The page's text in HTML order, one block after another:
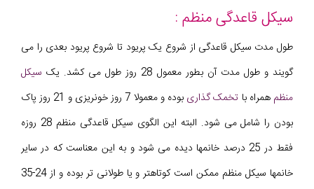
سیکل قاعدگی منظم :
طول مدت سیکل قاعدگی از شروع یک پریود تا شروع پریود بعدی را می
گویند و طول مدت آن بطور معمول 28 روز طول می کشد. یک
سیکل
منظم همراه با تخمک گذاری
بوده و معمولا 7 روز خونریزی و 21 روز پاک
بودن را شامل می شود. البته این الگوی سیکل قاعدگی منظم 28 روزه
فقط در 25 درصد خانمها دیده می شود و به این معناست که در سایر
خانمها سیکل منظم ممکن است کوتاهتر و یا طولانی تر بوده و از 24-35